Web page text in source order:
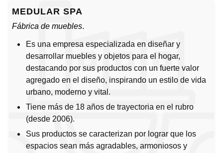
MEDULAR SPA
Fábrica de muebles.
Es una empresa especializada en diseñar y
desarrollar muebles y objetos para el hogar,
destacando por sus productos con un fuerte valor
agregado en el diseño, inspirando un estilo de vida
urbano, moderno y vital.
Tiene más de 18 años de trayectoria en el rubro
(desde 2006).
Sus productos se caracterizan por lograr que los
espacios sean más agradables, armoniosos y